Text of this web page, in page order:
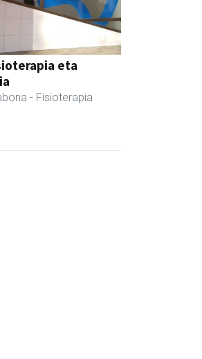
eta
- Fisioterapia